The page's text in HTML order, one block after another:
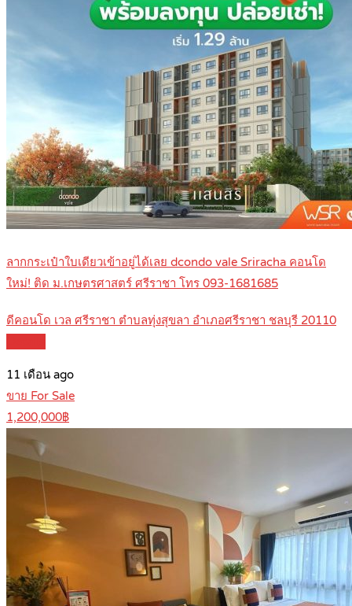
ลากกระเป๋าใบเดียวเข้าอยู่ได้เลย dcondo vale Sriracha คอนโด
ใหม่! ติด ม.เกษตรศาสตร์ ศรีราชา โทร 093-1681685
ดีคอนโด เวล ศรีราชา ตำบลทุ่งสุขลา อำเภอศรีราชา ชลบุรี 20110
11 เดือน ago
ขาย For Sale
1,200,000฿